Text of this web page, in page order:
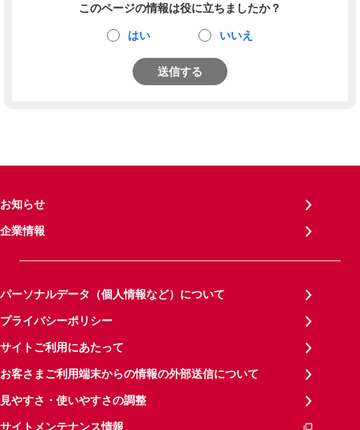
このページの情報は役に立ちましたか？
はい いいえ
送信する
お知らせ
企業情報
パーソナルデータ（個人情報など）について
プライバシーポリシー
サイトご利用にあたって
お客さまご利用端末からの情報の外部送信について
見やすさ・使いやすさの調整
サイトメンテナンス情報